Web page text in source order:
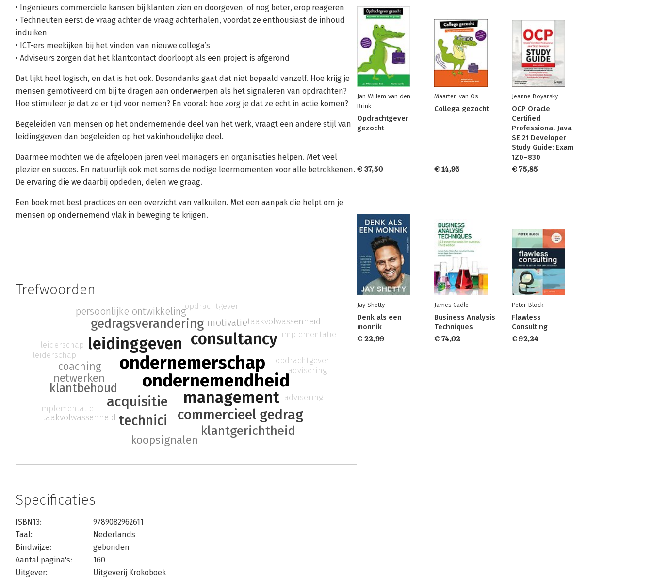
• Ingenieurs commerciële kansen bij klanten zien en doorgeven, of nog beter, erop reageren
• Techneuten eerst de vraag achter de vraag achterhalen, voordat ze enthousiast de inhoud
induiken
• ICT-ers meekijken bij het vinden van nieuwe collega’s
• Adviseurs zorgen dat het klantcontact doorloopt als een project is afgerond
Dat lijkt heel logisch, en dat is het ook. Desondanks gaat dat niet bepaald vanzelf. Hoe krijg je
mensen gemotiveerd om bij te dragen aan onderwerpen als het signaleren van opdrachten?
Hoe stimuleer je dat ze er tijd voor nemen? En vooral: hoe zorg je dat ze echt in actie komen?
Begeleiden van mensen op het ondernemende deel van het werk, vraagt een andere stijl van
leidinggeven dan begeleiden op het vakinhoudelijke deel.
Daarmee mochten we de afgelopen jaren veel managers en organisaties helpen. Met veel
plezier en succes. En natuurlijk ook met soms de nodige leermomenten voor alle betrokkenen.
De ervaring die we daarbij opdeden, delen we graag.
Een boek met best practices en een overzicht van valkuilen. Met een aanpak die helpt om je
mensen op ondernemend vlak in beweging te krijgen.
Trefwoorden
ondernemerschap
ondernemendheid
management
leidinggeven consultancy
commercieel gedrag
acquisitie
technici
gedragsverandering
klantbehoud
klantgerichtheid
netwerken
coaching
koopsignalen
persoonlijke ontwikkeling
motivatie
opdrachtgever
taakvolwassenheid
implementatie
leiderschap
advisering
opdrachtgever
taakvolwassenheid
implementatie
leiderschap
advisering
Specificaties
ISBN13:
9789082962611
Taal:
Nederlands
Bindwijze:
gebonden
Aantal pagina's:
160
Uitgever:
Uitgeverij Krokoboek
Jan Willem van den
Brink
Opdrachtgever
gezocht
€ 37,50
Maarten van Os
Collega gezocht
€ 14,95
Jeanne Boyarsky
OCP Oracle
Certified
Professional Java
SE 21 Developer
Study Guide: Exam
1Z0–830
€ 75,85
Jay Shetty
Denk als een
monnik
€ 22,99
James Cadle
Business Analysis
Techniques
€ 74,02
Peter Block
Flawless
Consulting
€ 92,24